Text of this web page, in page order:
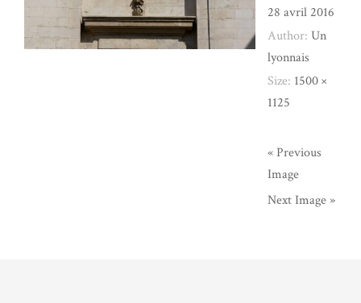
28 avril 2016
Author:Un
lyonnais
Size: 1500 ×
1125
« Previous
Image
Next Image »